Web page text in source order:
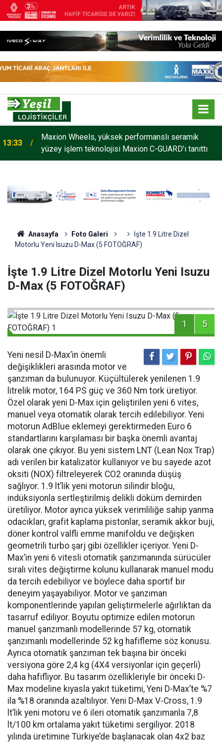
13:33
Maxion Wheels, yüksek performanslı seramik
yüzey işlem teknolojisi Maxion C-GUARD’ı tanıttı
Anasayfa Foto Galeri
İşte 1.9 Litre Dizel
Motorlu Yeni Isuzu D-Max (5 FOTOĞRAF)
İşte 1.9 Litre Dizel Motorlu Yeni Isuzu
D-Max (5 FOTOĞRAF)
1 5
Yeni nesil D-Max’in önemli
değişiklikleri arasında motor ve
şanzıman da bulunuyor. Küçültülerek yenilenen 1.9
litrelik motor, 164 PS güç ve 360 Nm tork üretiyor.
Özel olarak yeni D-Max için geliştirilen yeni 6 vites,
manuel veya otomatik olarak tercih edilebiliyor. Yeni
motorun AdBlue eklemeyi gerektirmeden Euro 6
standartlarını karşılaması bir başka önemli avantaj
olarak öne çıkıyor. Bu yeni sistem LNT (Lean Nox Trap)
adı verilen bir katalizatör kullanıyor ve bu sayede azot
oksiti (NOX) filtreleyerek CO2 oranında düşüş
sağlıyor. 1.9 lt’lik yeni motorun silindir bloğu,
indüksiyonla sertleştirilmiş delikli döküm demirden
üretiliyor. Motor ayrıca yüksek verimliliğe sahip yanma
odacıkları, grafit kaplama pistonlar, seramik akkor buji,
döner kontrol valfli emme manifoldu ve değişken
geometrili turbo şarj gibi özellikler içeriyor. Yeni D-
Max’in yeni 6 vitesli otomatik şanzımanında sürücüler
sıralı vites değiştirme kolunu kullanarak manuel modu
da tercih edebiliyor ve böylece daha sportif bir
deneyim yaşayabiliyor. Motor ve şanzıman
komponentlerinde yapılan geliştirmelerle ağırlıktan da
tasarruf ediliyor. Boyutu optimize edilen motorun
manuel şanzımanlı modellerinde 57 kg, otomatik
şanzımanlı modellerinde 52 kg hafifleme söz konusu.
Ayrıca otomatik şanzıman tek başına bir önceki
versiyona göre 2,4 kg (4X4 versiyonlar için geçerli)
daha hafifliyor. Bu tasarım özellikleriyle bir önceki D-
Max modeline kıyasla yakıt tüketimi, Yeni D-Max’te %7
ila %18 oranında azaltılıyor. Yeni D-Max V-Cross, 1.9
lt’lik yeni motoru ve 6 ileri otomatik şanzımanla 7,8
lt/100 km ortalama yakıt tüketimi sergiliyor. 2018
yılında üretimine Türkiye’de başlanacak olan 4x2 baz